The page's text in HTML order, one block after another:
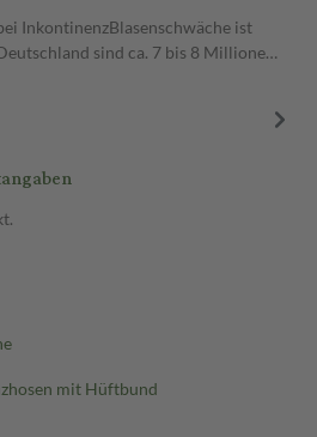
InkontinenzBlasenschwäche ist
sind ca. 7 bis 8 Millione…
mit Hüftbund